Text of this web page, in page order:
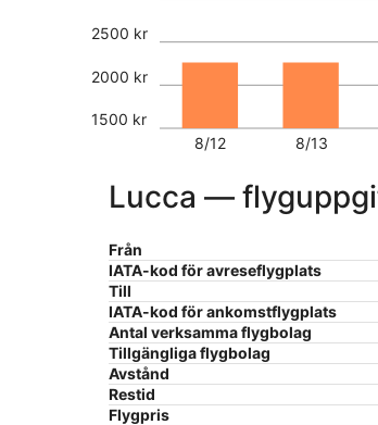
8/12 8/13
1500 kr
2000 kr
2500 kr
Lucca —
Från
IATA-kod för avreseflygplats
Till
IATA-kod för ankomstflygplats
Antal verksamma flygbolag
Tillgängliga flygbolag
Avstånd
Restid
Flygpris